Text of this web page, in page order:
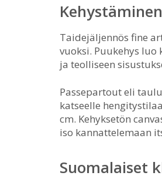
Taidejäljennös fine
vuoksi. Puukehys
ja teolliseen
Passepartout eli
katseelle
cm. Kehyksetön
iso kannattelemaan
Suomalaiset